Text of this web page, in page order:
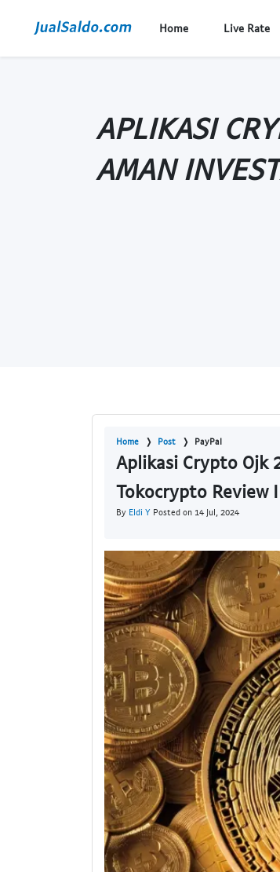
Home Live Rate
APLIKASI
AMAN
Home Post PayPal
Aplikasi Crypto Ojk
Tokocrypto Review
By Eldi Y Posted on 14 Jul, 2024